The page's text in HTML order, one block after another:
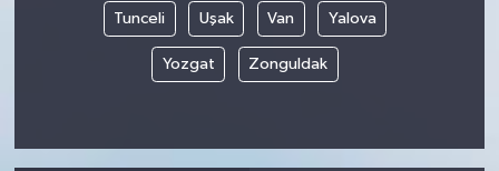
Tunceli Uşak Van Yalova
Yozgat Zonguldak